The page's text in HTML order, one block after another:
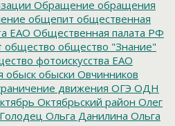
Обращение обращения
общепит общественная
ЕАО Общественная палата РФ
общество общество "Знание"
фотоискусства ЕАО
обыск обыски Овчинников
движения ОГЭ ОДН
Октябрьский район Олег
Ольга Данилина Ольга